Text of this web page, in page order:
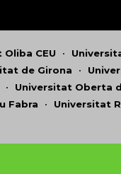
CEU •
de Girona •
• Universitat Oberta
Fabra • Universitat